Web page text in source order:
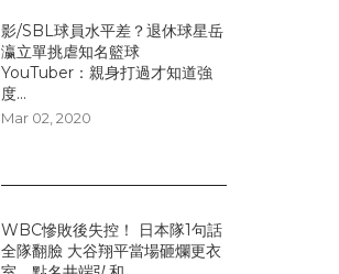
影/SBL球員水平差？退休球星岳
瀛立單挑虐知名籃球
YouTuber：親身打過才知道強
度...
Mar 02, 2020
WBC慘敗後失控！ 日本隊1句話
全隊翻臉 大谷翔平當場砸爛更衣